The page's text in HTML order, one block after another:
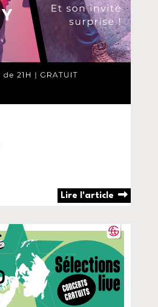
Lire l'article